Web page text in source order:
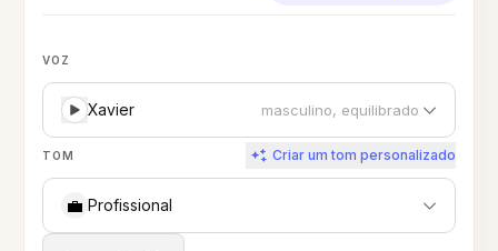
VOZ
Xavier masculino, equilibrado
TOM Criar um tom personalizado
💼 Profissional